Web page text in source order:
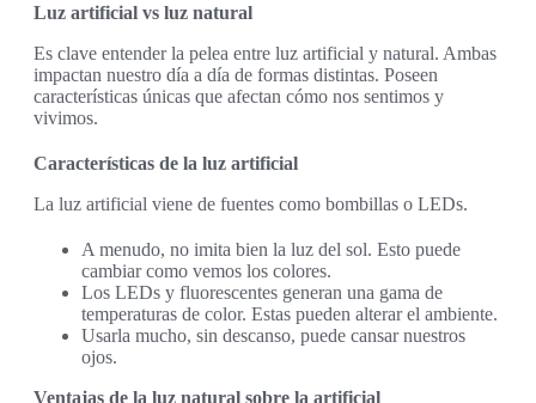
Luz artificial vs luz natural
Es clave entender la pelea entre luz artificial y natural. Ambas
impactan nuestro día a día de formas distintas. Poseen
características únicas que afectan cómo nos sentimos y
vivimos.
Características de la luz artificial
La luz artificial viene de fuentes como bombillas o LEDs.
A menudo, no imita bien la luz del sol. Esto puede
cambiar como vemos los colores.
Los LEDs y fluorescentes generan una gama de
temperaturas de color. Estas pueden alterar el ambiente.
Usarla mucho, sin descanso, puede cansar nuestros
ojos.
Ventajas de la luz natural sobre la artificial